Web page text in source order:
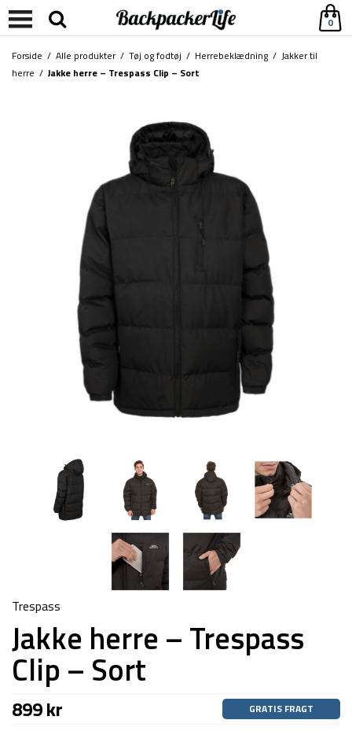
0
Forside / Alle produkter/ Tøj og fodtøj / Herrebeklædning / Jakker til
herre / Jakke herre – Trespass Clip – Sort
Trespass
Jakke herre – Trespass
Clip – Sort
899kr GRATIS FRAGT